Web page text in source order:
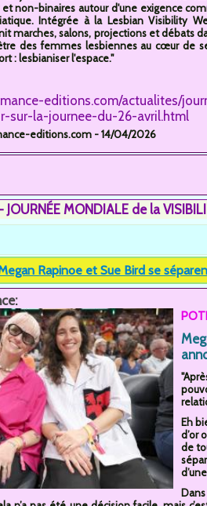
et non-binaires autour d'une exigence
Intégrée à la Lesbian Visibility
marches, salons, projections et débats
des femmes lesbiennes au cœur de
: lesbianiser l'espace."
editions.com/actualites/
sur-la-journee-du-26-avril.html
editions.com - 14/04/2026
JOURNÉE MONDIALE de la
Rapinoe et Sue Bird se
Eh
d’or
de